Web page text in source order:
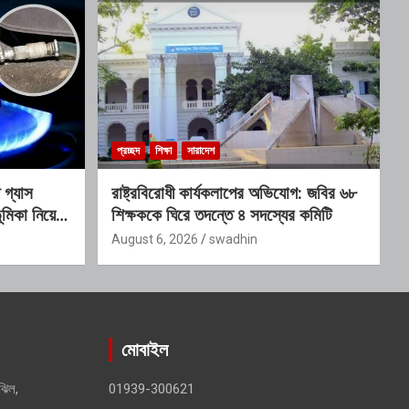
নিয়ে
প্রচ্ছদ শিক্ষা সারাদেশ
রাষ্ট্রবিরোধী কার্যকলাপের অভিযোগ: জবির ৬৮
শিক্ষককে ঘিরে তদন্তে ৪ সদস্যের কমিটি
August 6, 2026 swadhin
মোবাইল
01939-300621